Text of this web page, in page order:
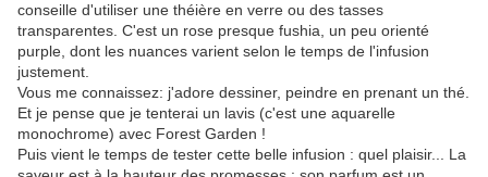
conseille d'utiliser une théière en verre ou des tasses
transparentes. C'est un rose presque fushia, un peu orienté
purple, dont les nuances varient selon le temps de l'infusion
justement.
Vous me connaissez: j'adore dessiner, peindre en prenant un thé.
Et je pense que je tenterai un lavis (c'est une aquarelle
monochrome) avec Forest Garden !
Puis vient le temps de tester cette belle infusion : quel plaisir... La